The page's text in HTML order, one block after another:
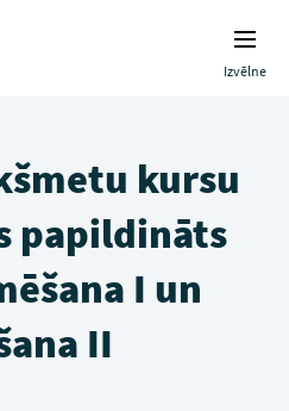
Izvēlne
kursu
papildināts
I un
II